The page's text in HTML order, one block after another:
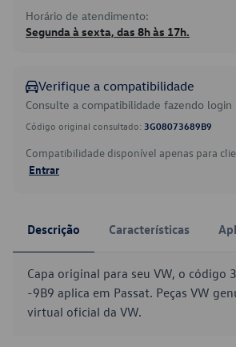
Horário de atendimento:
Segunda à sexta, das 8h às 17h.
Verifique a compatibilidade
Consulte a compatibilidade fazendo login
Código original consultado: 3G08073689B9
Compatibilidade disponível apenas para
Entrar
Descrição Características
Capa original para seu VW, o código
-9B9 aplica em Passat. Peças VW
virtual oficial da VW.